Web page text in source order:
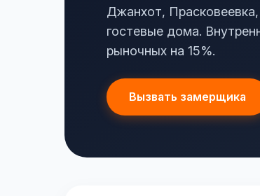
Джанхот,
гостевые дома.
рыночных на 15%.
Вызвать замерщика